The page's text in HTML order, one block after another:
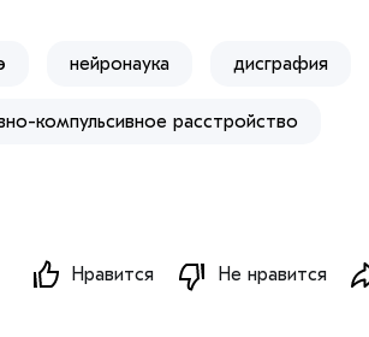
нейронаука дисграфия
компульсивное расстройство
Нравится Не нравится